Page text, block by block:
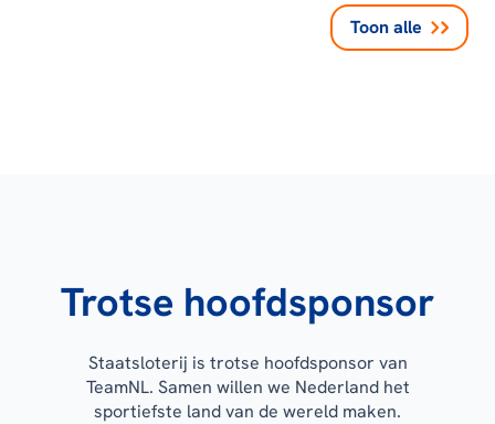
Toon alle
Trotse hoofdsponsor
Staatsloterij is trotse hoofdsponsor van
TeamNL. Samen willen we Nederland het
sportiefste land van de wereld maken.